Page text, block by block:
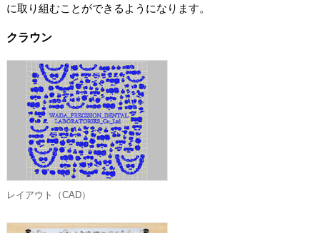
に取り組むことができるようになります。
クラウン
レイアウト（CAD）